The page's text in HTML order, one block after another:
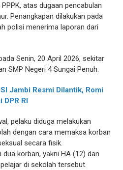
atas dugaan pencabulan
Penangkapan dilakukan pada
polisi menerima laporan dari
Senin, 20 April 2026, sekitar
SMP Negeri 4 Sungai Penuh.
Jambi Resmi Dilantik, Romi
DPR RI
pelaku diduga melakukan
dengan cara memaksa korban
secara fisik.
korban, yakni HA (12) dan
di sekolah tersebut.